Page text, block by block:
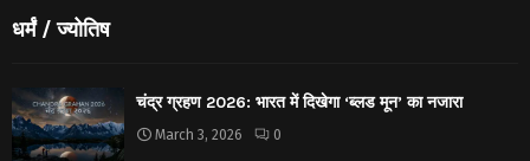
धर्मं / ज्योतिष
चंद्र ग्रहण 2026: भारत में दिखेगा ‘ब्लड मून’ का नजारा
March 3, 2026 0